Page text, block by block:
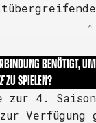
BENÖTIGT,
ZU SPIELEN?
zur 4.